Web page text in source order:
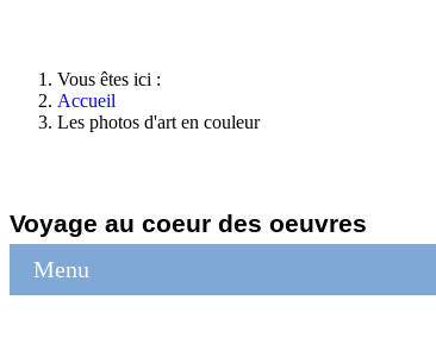
Vous êtes ici :
Accueil
Les photos d'art en couleur
Voyage au coeur des oeuvres
Menu